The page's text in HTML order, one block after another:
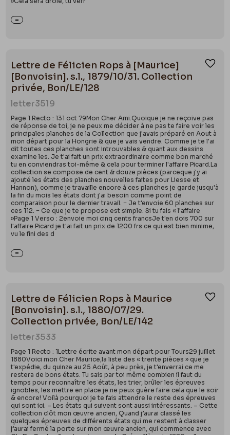
Lettre de Félicien Rops à [Maurice]
[Bonvoisin]. s.l., 1879/10/31. Collection
privée, Bon/LE/128
letter3519
Page 1 Recto : 131 oct 79Mon Cher Ami.Quoique je ne reçoive pas
de réponse de toi, je ne peux me décider à ne pas te faire voir les
principales planches de la Collection que j'avais préparé en Aout à
mon départ pour la Hongrie & que je vais vendre. Comme je te l'ai
dit toutes ces planches sont introuvables & quant aux dessins
examine les. Je t'ai fait un prix extraordinaire comme bon marché
tu en conviendras toi-même & cela pour terminer l'affaire Picard.La
collection se compose de cent & douze pièces (parceque j'y ai
ajouté les états des planches nouvelles faites pour Liesse et
Hannon), comme je travaille encore à ces planches je garde jusqu'à
la fin du mois les états dont j'ai besoin comme point de
comparaison pour le dernier travail. − Je t'envoie 60 planches sur
ces 112. − Ce que je te propose est simple. Si tu fais « l'affaire
»Page 1 Verso : 2envoie moi cinq cents francsJe t'en dois 700 sur
l'affaire Picard je t'ai fait un prix de 1200 frs ce qui est bien minime,
vu le fini des d
Lettre de Félicien Rops à Maurice
[Bonvoisin]. s.l., 1880/07/29.
Collection privée, Bon/LE/142
letter3533
Page 1 Recto : 1Lettre écrite avant mon départ pour Tours29 juillet
1880Voici mon Cher Maurice,la liste des « trente pièces » que je
t'expédie, du quinze au 25 Août, à peu près, je t'enverrai ce me
restera de bons états. Tu sais par toi même combien il faut du
temps pour reconnaître les états, les trier, brûler les épreuves
ignobles, les mettre en place je ne peux guère faire cela que le soir
& encore! Voilà pourquoi je te fais attendre le reste des épreuves
qui sont ici. – Les états qui suivent sont aussi intéressants. – Cette
collection clôt mon œuvre ancien, Quand j’aurai classé les
quelques épreuves de différents états qui me restent à classer
j’aurai fermé la porte sur mon œuvre ancien, qui commence avec